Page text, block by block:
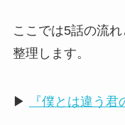
ここでは5話の流
整理します。
▶ 『僕とは違う